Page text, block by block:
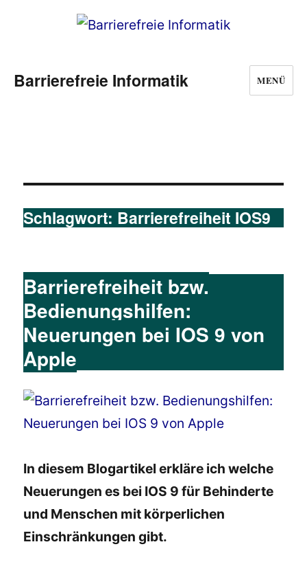
Barrierefreie Informatik MENÜ
Schlagwort: Barrierefreiheit IOS9
Barrierefreiheit bzw.
Bedienungshilfen:
Neuerungen bei IOS 9 von
Apple
In diesem Blogartikel erkläre ich welche
Neuerungen es bei IOS 9 für Behinderte
und Menschen mit körperlichen
Einschränkungen gibt.